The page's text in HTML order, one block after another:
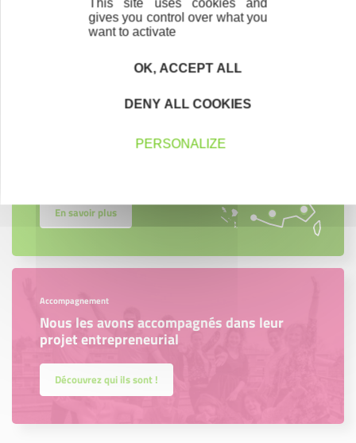
Contactez-nous ! Cliquez ici
Créateurs, repreneurs, vos interlocuteurs en
En savoir plus
Accompagnement
Nous les avons accompagnés dans leur
projet entrepreneurial
Découvrez qui ils sont !
gives you control over what you
want to activate
OK, ACCEPT ALL
DENY ALL COOKIES
PERSONALIZE